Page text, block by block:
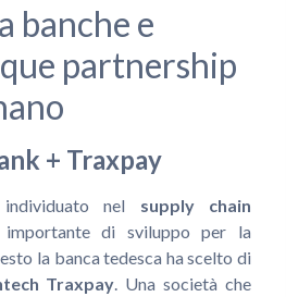
banche e
partnership
+ Traxpay
nel supply chain
di sviluppo per la
la banca tedesca ha scelto di
Traxpay . Una società che